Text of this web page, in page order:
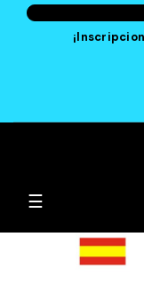
Navegación
palanca
☰